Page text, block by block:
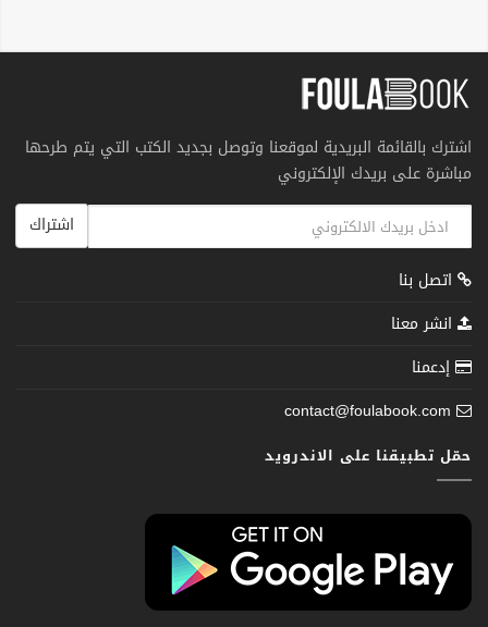
اشترك بالقائمة البريدية لموقعنا وتوصل بجديد الكتب التي يتم طرحها
مباشرة على بريدك الإلكتروني
اشتراك
اتصل بنا
انشر معنا
إدعمنا
contact@foulabook.com
حمّل تطبيقنا على الاندرويد